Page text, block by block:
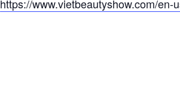
https://www.vietbeautyshow.com/en-